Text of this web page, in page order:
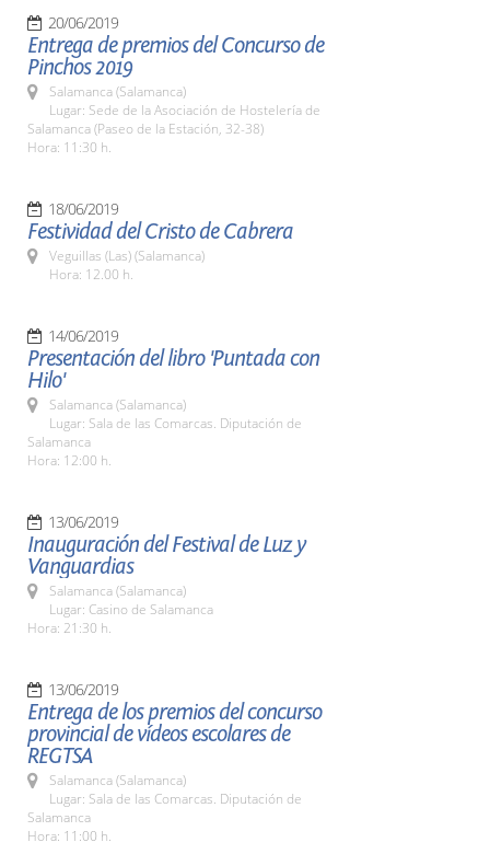
20/06/2019
Entrega de premios del Concurso de
Pinchos 2019
Salamanca (Salamanca)
Lugar: Sede de la Asociación de Hostelería de
Salamanca (Paseo de la Estación, 32-38)
Hora: 11:30 h.
18/06/2019
Festividad del Cristo de Cabrera
Veguillas (Las) (Salamanca)
Hora: 12.00 h.
14/06/2019
Presentación del libro 'Puntada con
Hilo'
Salamanca (Salamanca)
Lugar: Sala de las Comarcas. Diputación de
Salamanca
Hora: 12:00 h.
13/06/2019
Inauguración del Festival de Luz y
Vanguardias
Salamanca (Salamanca)
Lugar: Casino de Salamanca
Hora: 21:30 h.
13/06/2019
Entrega de los premios del concurso
provincial de vídeos escolares de
REGTSA
Salamanca (Salamanca)
Lugar: Sala de las Comarcas. Diputación de
Salamanca
Hora: 11:00 h.